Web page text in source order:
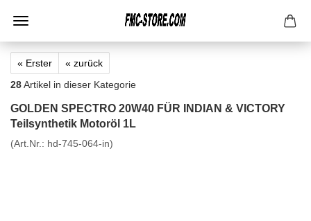
« Erster
« zurück
28Artikel in dieser Kategorie
GOLDEN SPECTRO 20W40 FÜR INDIAN & VICTORY
Teilsynthetik Motoröl 1L
(Art.Nr.: hd-745-064-in)